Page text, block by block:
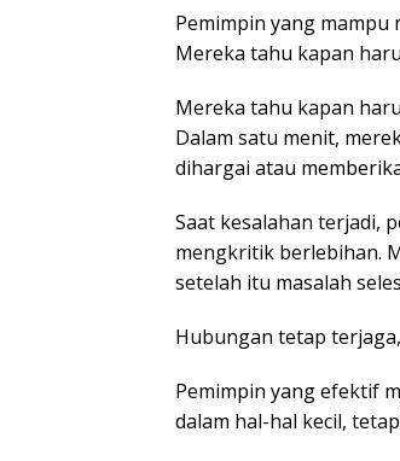
Pemimpin yang
Mereka tahu kapan
Mereka tahu kapan
Dalam satu menit,
dihargai atau
Saat kesalahan terjadi,
mengkritik berlebihan.
setelah itu masalah
Hubungan tetap
Pemimpin yang efektif
dalam hal-hal kecil,